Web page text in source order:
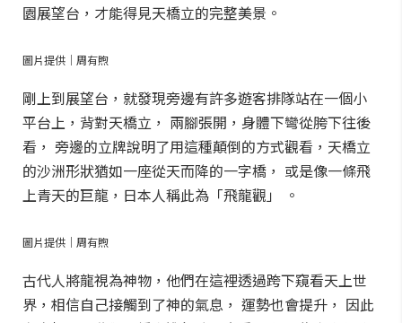
園展望台，才能得見天橋立的完整美景。
圖片提供｜周有煦
剛上到展望台，就發現旁邊有許多遊客排隊站在一個小
平台上，背對天橋立， 兩腳張開，身體下彎從胯下往後
看， 旁邊的立牌說明了用這種顛倒的方式觀看，天橋立
的沙洲形狀猶如一座從天而降的一字橋， 或是像一條飛
上青天的巨龍，日本人稱此為「飛龍觀」 。
圖片提供｜周有煦
古代人將龍視為神物，他們在這裡透過跨下窺看天上世
界，相信自己接觸到了神的氣息， 運勢也會提升， 因此